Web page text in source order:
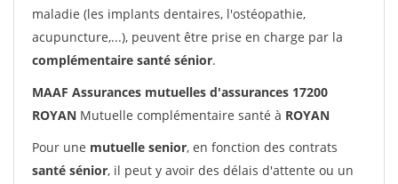
maladie (les implants dentaires, l'ostéopathie,
acupuncture,...), peuvent être prise en charge par la
complémentaire santé sénior.
MAAF Assurances mutuelles d'assurances 17200
ROYAN Mutuelle complémentaire santé à ROYAN
Pour une mutuelle senior, en fonction des contrats
santé sénior, il peut y avoir des délais d'attente ou un